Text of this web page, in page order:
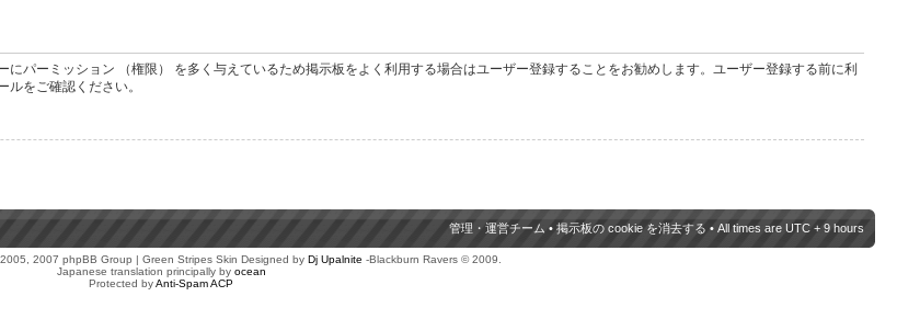
パーミッション （権限） を多く与えているため掲示板をよく利用する場合はユーザー登録することをお勧めします。ユーザー登録する前に利
をご確認ください。
管理・運営チーム • 掲示板の cookie を消去する • All times are UTC + 9 hours
2007 phpBB Group | Green Stripes Skin Designed by Dj Upalnite -Blackburn Ravers © 2009.
Japanese translation principally by ocean
Protected byAnti-Spam ACP